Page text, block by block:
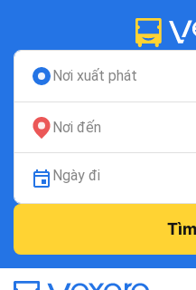
Nơi xuất phát
Nơi đến
Ngày đi